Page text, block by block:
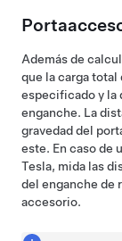
Además de
que la carga
especificado y la
enganche. La
gravedad del
este. En caso de
Tesla, mida las
del enganche de
accesorio.